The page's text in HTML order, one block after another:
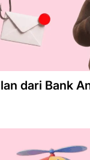
dari Bank